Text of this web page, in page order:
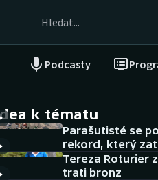
Podcasty
NEPŘEHLÉDNĚTE
Historické návraty
Aplikace ČT sport
k tématu
Parašutisté se
rekord, který
Tereza Roturier
trati bronz